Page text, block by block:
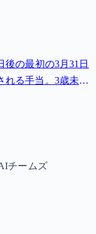
の最初の3月31日
れる手当。3歳未満
円。
チームズ